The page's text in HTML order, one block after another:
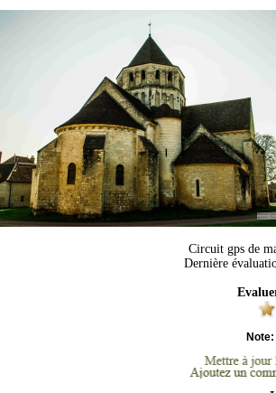
Circuit gps de
Dernière
Note: